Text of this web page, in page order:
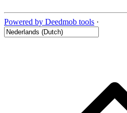
Powered by Deedmob tools ·